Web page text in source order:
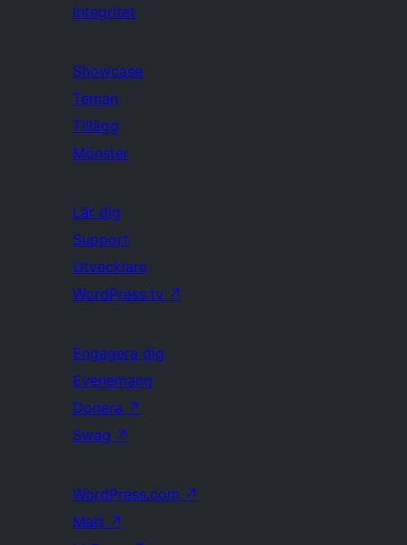
Integritet
Showcase
Teman
Tillägg
Mönster
Lär dig
Support
Utvecklare
WordPress.tv ↗
Engagera dig
Evenemang
Donera ↗
Swag ↗
WordPress.com ↗
Matt ↗